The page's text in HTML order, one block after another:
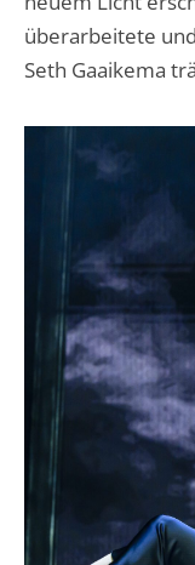
überarbeitete
Seth Gaaikema